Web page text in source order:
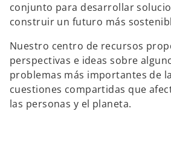
conjunto para desarrollar
construir un futuro más
Nuestro centro de recursos
perspectivas e ideas sobre
problemas más importantes de
cuestiones compartidas que
las personas y el planeta.